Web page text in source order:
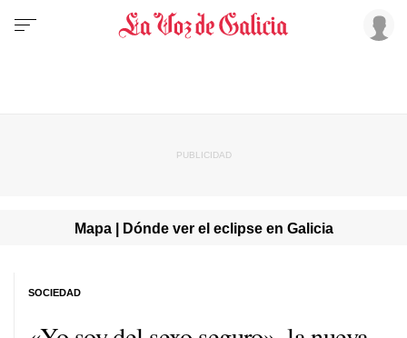
Mapa | Dónde ver el eclipse en Galicia
SOCIEDAD